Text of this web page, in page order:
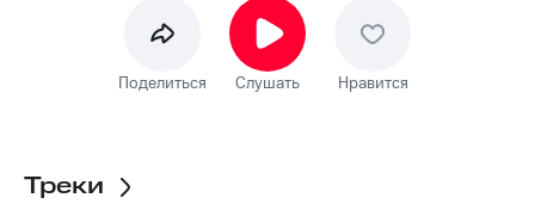
Поделиться Слушать Нравится
Треки